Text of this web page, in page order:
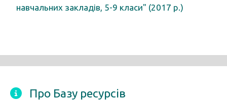
навчальних закладів, 5-9 класи" (2017 р.)
Про Базу ресурсів